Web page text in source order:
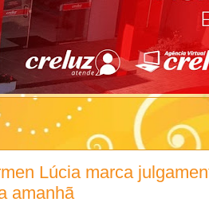
Lúcia marca
amanhã